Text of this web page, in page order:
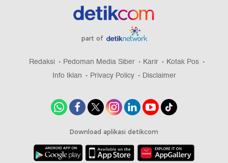
part of
Redaksi Pedoman Media Siber Karir
Kotak Pos
Info Iklan
Privacy Policy Disclaimer
Download aplikasi detikcom